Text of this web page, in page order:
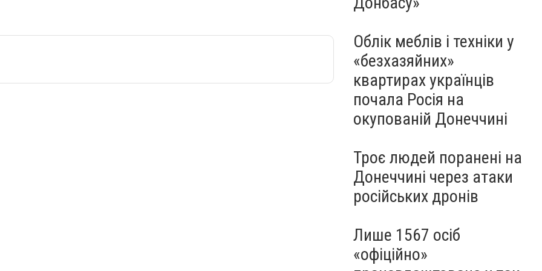
Облік меблів і техніки у
«безхазяйних»
квартирах українців
почала Росія на
окупованій Донеччині
Троє людей поранені на
Донеччині через атаки
російських дронів
Лише 1567 осіб
«офіційно»